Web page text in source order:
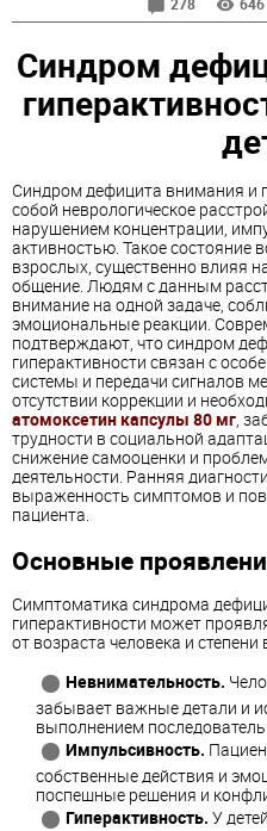
Синдром
Синдром дефицита внимания и
собой неврологическое
нарушением концентрации,
активностью. Такое состояние
взрослых, существенно влияя
общение. Людям с данным
внимание на одной задаче,
эмоциональные реакции.
подтверждают, что синдром
гиперактивности связан с
системы и передачи сигналов
отсутствии коррекции и
атомоксетин капсулы 80 мг,
трудности в социальной
снижение самооценки и
деятельности. Ранняя
выраженность симптомов и
пациента.
Основные
Симптоматика синдрома
гиперактивности может
от возраста человека и
Невнимательность.
забывает важные детали и
выполнением
Импульсивность.
собственные действия и
поспешные решения и
Гиперактивность. У